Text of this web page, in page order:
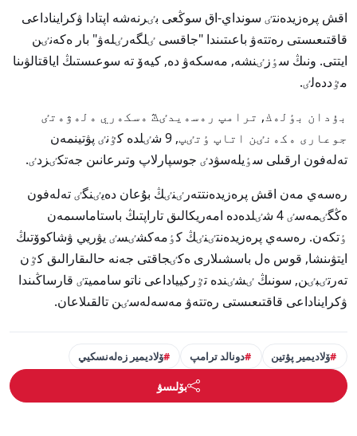
اقش پرەزيدەنتٸ سونداي-اق سوڭعى بٸرنەشە اپتادا ۋكرايناداعى
قاقتىعىستى رەتتەۋ باعىتىندا "جاقسى ٸلگەرٸلەۋ" بار ەكەنٸن
ايتتى. ونىڭ سٶزٸنشە, مەسكەۋ دە, كيەۆ تە سوعىستىڭ اياقتالۋىنا
مٷددەلٸ.
بۇدان بٶلەك, ترامپ رەسەيدٸڭ ەسكەري ەلەۋەتٸ
جوعارى ەكەنٸن اتاپ ٶتٸپ, 9 شٸلدە كٷنٸ پۋتينمەن
تەلەفون ارقىلى سٶيلەسۋدٸ جوسپارلاپ وتىرعانىن جەتكٸزدٸ.
رەسەي مەن اقش پرەزيدەنتتەرٸنٸڭ بۇعان دەيٸنگٸ تەلەفون
ەڭگٸمەسٸ 4 شٸلدەدە امەريكالىق تاراپتىڭ باستاماسىمەن
ٶتكەن. رەسەي پرەزيدەنتٸنٸڭ كٶمەكشٸسٸ يۋريي ۋشاكوۆتىڭ
ايتۋىنشا, قوس ەل باسشىلارى ەكٸجاقتى جەنە حالىقارالىق كٷن
تەرتٸبٸن, سونىڭ ٸشٸندە تٷركيياداعى ناتو سامميتٸ قارساڭىندا
ۋكرايناداعى قاقتىعىستى رەتتەۋ مەسەلەسٸن تالقىلاعان.
ۆلاديمير پۋتين دونالد ترامپ ۆلاديمير زەلەنسكيي
بۆلىسۋ